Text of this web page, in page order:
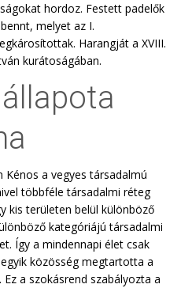
hordoz. Festett padelők
melyet az I.
Harangját a XVIII.
kurátoságában.
Kénos a vegyes társadalmú
többféle társadalmi réteg
kis területen belül különböző
kategóriájú társadalmi
Így a mindennapi élet csak
közösség megtartotta a
a szokásrend szabályozta a